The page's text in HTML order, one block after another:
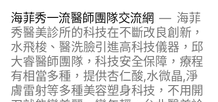
海菲秀一流醫師團隊交流網
海菲
秀醫美診所的科技在不斷改良創新，
水飛梭、醫洗臉引進高科技儀器，邱
大睿醫師團隊，科技安全保障，療程
有相當多種，提供杏仁酸,水微晶,淨
膚雷射等多種美容塑身科技，不用開